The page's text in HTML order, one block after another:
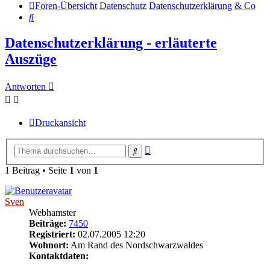
Foren-Übersicht Datenschutz Datenschutzerklärung & Co
Suche
Datenschutzerklärung - erläuterte
Auszüge
Antworten
Druckansicht
Suche
1 Beitrag • Seite 1 von 1
Sven
Webhamster
Beiträge: 7450
Registriert: 02.07.2005 12:20
Wohnort: Am Rand des Nordschwarzwaldes
Kontaktdaten: